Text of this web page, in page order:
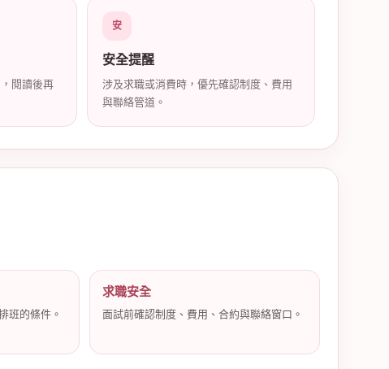
閱讀後再
安
安全提醒
涉及求職或消費時，優先確認制度、費用
與聯絡管道。
班的條件。
求職安全
面試前確認制度、費用、合約與聯絡窗口。